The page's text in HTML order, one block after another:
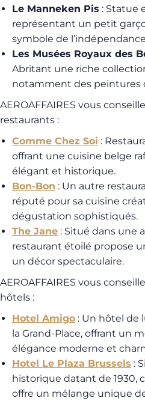
Le Manneken Pis : Statue
représentant un petit
symbole de
Les Musées Royaux des
Abritant une riche
notamment des peintures
AEROAFFAIRES vous
restaurants :
Comme Chez Soi :
offrant une cuisine belge
élégant et historique.
Bon-Bon : Un autre
réputé pour sa cuisine
dégustation sophistiqués.
The Jane : Situé dans une
restaurant étoilé propose
un décor spectaculaire.
AEROAFFAIRES vous
hôtels :
Hotel Amigo : Un hôtel de
la Grand-Place, offrant un
élégance moderne et
Hotel Le Plaza Brussels :
historique datant de 1930,
offre un mélange unique